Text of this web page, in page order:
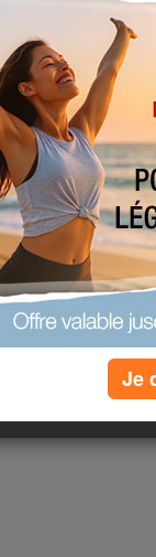
Suiv. ›
à 12:46
atteinte
du poids , à cause
soutien et de la
‹ Préc. 1 Suiv. › »
Je